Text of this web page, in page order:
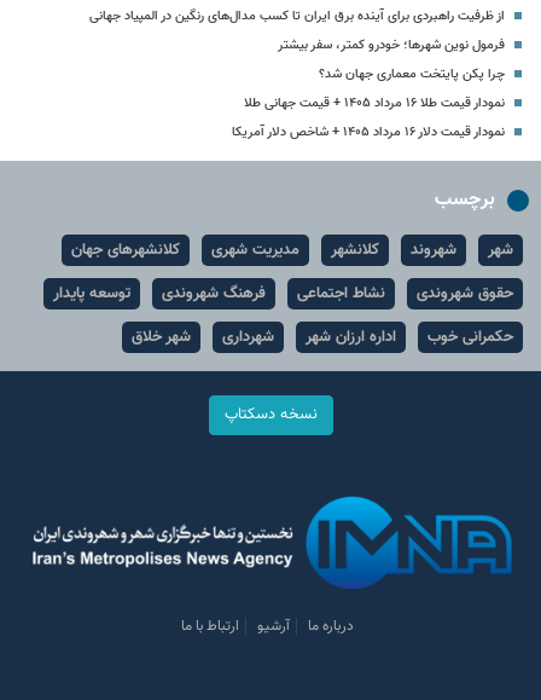
از ظرفیت راهبردی برای آینده برق ایران تا کسب مدال‌های رنگین در المپیاد جهانی
فرمول نوین شهرها؛ خودرو کمتر، سفر بیشتر
چرا پکن پایتخت معماری جهان شد؟
نمودار قیمت طلا ۱۶ مرداد ۱۴۰۵ + قیمت جهانی طلا
نمودار قیمت دلار ۱۶ مرداد ۱۴۰۵ + شاخص دلار آمریکا
برچسب
شهر شهروند کلانشهر مدیریت شهری
کلانشهرهای جهان
حقوق شهروندی
نشاط اجتماعی فرهنگ شهروندی
توسعه پایدار
حکمرانی خوب
اداره ارزان شهر شهرداری شهر خلاق
نسخه دسکتاپ
درباره ما آرشیو ارتباط با ما